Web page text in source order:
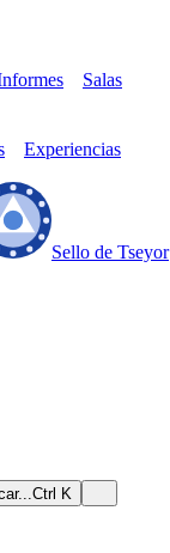
Salas
Experiencias
Sello de Tseyor
Ctrl K